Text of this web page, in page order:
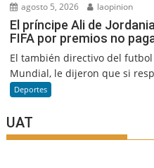
agosto 5, 2026 laopinion
El príncipe Ali de
FIFA por premios no
El también directivo del
Mundial, le dijeron que si
Deportes
UAT